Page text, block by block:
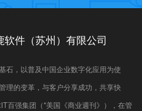
软件（苏州）有限公司
石，以普及中国企业数字化应用为使
理的变革，与客户分享成功，共享快
百强集团（*美国《商业週刊》），在管